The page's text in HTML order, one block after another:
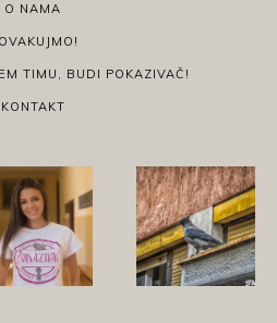
O NAMA
TIMU, BUDI POKAZIVAČ!
KONTAKT